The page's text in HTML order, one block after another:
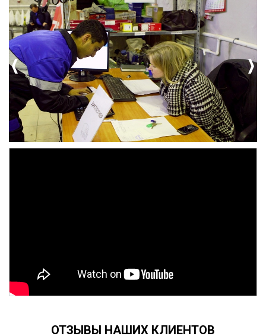
ОТЗЫВЫ НАШИХ КЛИЕНТОВ